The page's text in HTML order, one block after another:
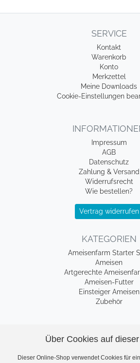
SERVICE
Kontakt
Warenkorb
Konto
Merkzettel
Meine Downloads
Cookie-Einstellungen
Impressum
AGB
Datenschutz
Zahlung & Versand
Widerrufsrecht
Wie bestellen?
Vertrag widerrufen
KATEGORIEN
Ameisenfarm Starter
Ameisen
Artgerechte
Ameisen-Futter
Einsteiger Ameisen
Zubehör
Europas größter Fachhandel für
für Ameisenfreunde.
Über Cookies auf
Dieser Online-Shop verwendet Cookies für